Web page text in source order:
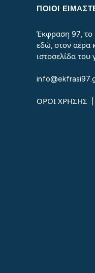
ΠΟΙΟΙ
Έκφραση 97, το
εδώ, στον αέρα
ιστοσελίδα του
ΟΡΟΙ ΧΡΗΣΗΣ